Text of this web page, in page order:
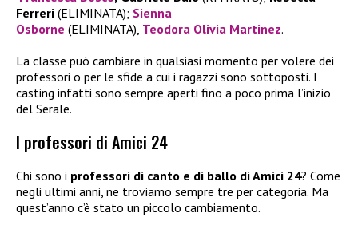
Ferreri (ELIMINATA); Sienna
Osborne (ELIMINATA), Teodora Olivia Martinez.
La classe può cambiare in qualsiasi momento per volere dei
professori o per le sfide a cui i ragazzi sono sottoposti. I
casting infatti sono sempre aperti fino a poco prima l’inizio
del Serale.
I professori di Amici 24
Chi sono i professori di canto e di ballo di Amici 24? Come
negli ultimi anni, ne troviamo sempre tre per categoria. Ma
quest’anno c’è stato un piccolo cambiamento.